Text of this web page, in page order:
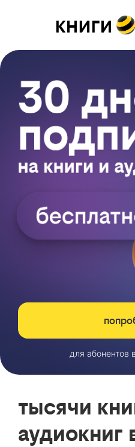
для абонентов
тысячи
аудиокниг